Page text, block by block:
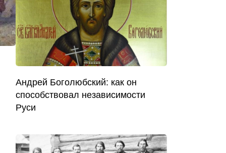
Андрей Боголюбский: как он
способствовал независимости
Руси